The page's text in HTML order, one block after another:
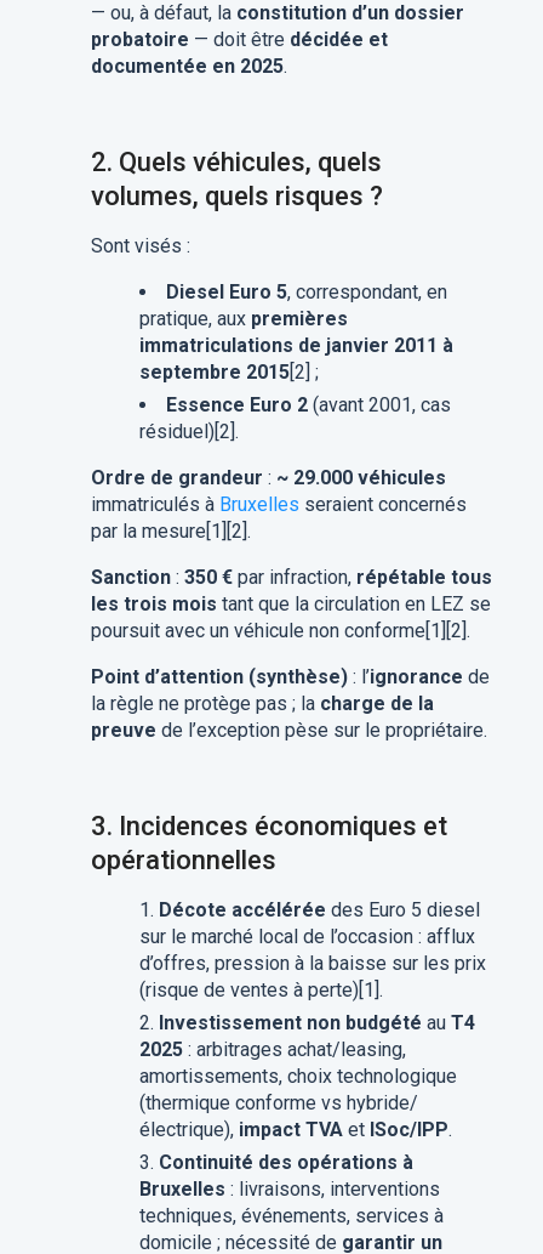
— ou, à défaut, la constitution d’un dossier
probatoire — doit être décidée et
documentée en 2025.
2. Quels véhicules, quels
volumes, quels risques ?
Sont visés :
Diesel Euro 5, correspondant, en
pratique, aux premières
immatriculations de janvier 2011 à
septembre 2015[2] ;
Essence Euro 2(avant 2001, cas
résiduel)[2].
Ordre de grandeur : ~ 29.000 véhicules
immatriculés à Bruxelles seraient concernés
par la mesure[1][2].
Sanction: 350 €par infraction, répétable tous
les trois mois tant que la circulation en LEZ se
poursuit avec un véhicule non conforme[1][2].
Point d’attention (synthèse): l’ignorance de
la règle ne protège pas ; la charge de la
preuve de l’exception pèse sur le propriétaire.
3. Incidences économiques et
opérationnelles
Décote accélérée des Euro 5 diesel
sur le marché local de l’occasion : afflux
d’offres, pression à la baisse sur les prix
(risque de ventes à perte)[1].
Investissement non budgété au T4
2025: arbitrages achat/leasing,
amortissements, choix technologique
(thermique conforme vs hybride/
électrique), impact TVAet ISoc/IPP.
Continuité des opérations à
Bruxelles : livraisons, interventions
techniques, événements, services à
domicile ; nécessité de garantir un